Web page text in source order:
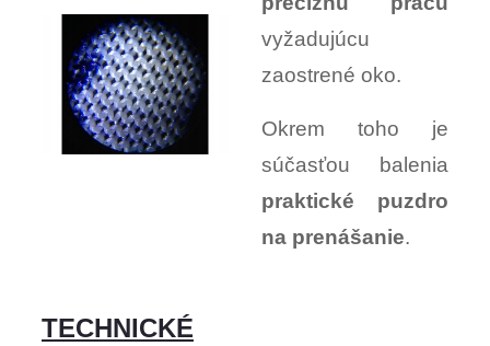
vyžadujúcu
zaostrené oko.
Okrem toho je
súčasťou balenia
praktické puzdro
na prenášanie.
TECHNICKÉ